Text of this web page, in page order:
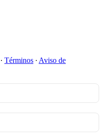
∙ Términos ∙ Aviso de